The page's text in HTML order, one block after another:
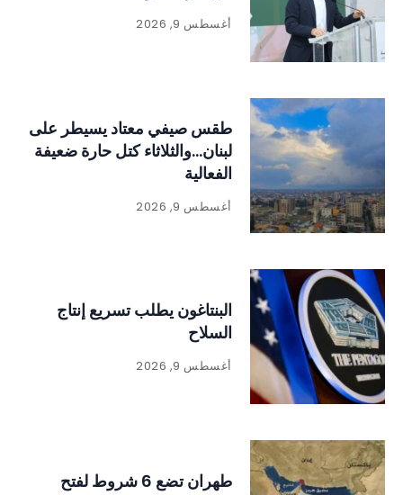
أغسطس 9, 2026
طقس صيفي معتاد يسيطر على
لبنان…والثلاثاء كتل حارة ضعيفة
الفعالية
أغسطس 9, 2026
البنتاغون يطلب تسريع إنتاج
السلاح
أغسطس 9, 2026
طهران تضع 6 شروط لفتح